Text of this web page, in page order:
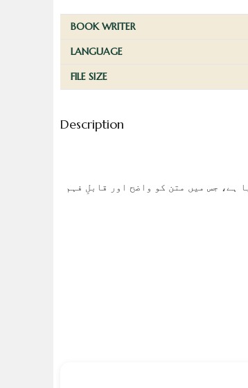
BOOK WRITER
LANGUAGE
FILE SIZE
Description
ہے، جس میں متن کو واضح اور قابلِ فہم